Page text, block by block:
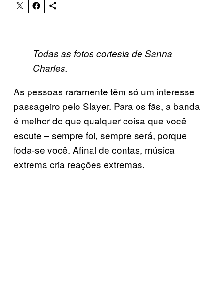
Todas as fotos cortesia de Sanna
Charles.
As pessoas raramente têm só um interesse
passageiro pelo Slayer. Para os fãs, a banda
é melhor do que qualquer coisa que você
escute – sempre foi, sempre será, porque
foda-se você. Afinal de contas, música
extrema cria reações extremas.